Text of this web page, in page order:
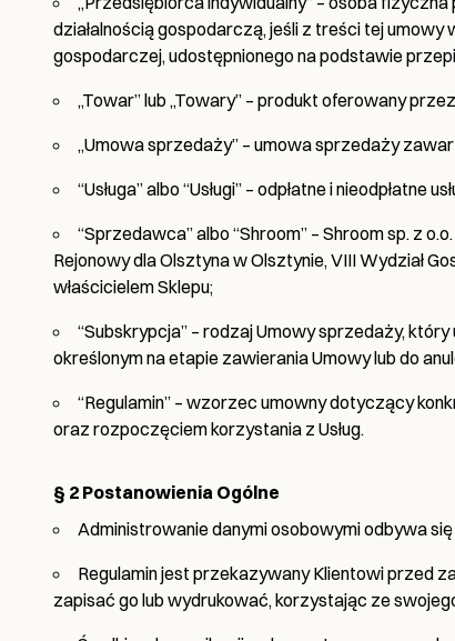
działalnością gospodarczą, jeśli z treści tej
gospodarczej, udostępnionego na podstawie
„Towar” lub „Towary” – produkt oferowany
„Umowa sprzedaży” – umowa sprzedaży
“Usługa” albo “Usługi” – odpłatne i
“Sprzedawca” albo “Shroom” – Shroom sp. z
Rejonowy dla Olsztyna w Olsztynie, VIII Wydział
właścicielem Sklepu;
“Subskrypcja” – rodzaj Umowy sprzedaży,
określonym na etapie zawierania Umowy lub do
“Regulamin” – wzorzec umowny dotyczący
oraz rozpoczęciem korzystania z Usług.
§ 2 Postanowienia Ogólne
Administrowanie danymi osobowymi odbywa
Regulamin jest przekazywany Klientowi przed
zapisać go lub wydrukować, korzystając ze